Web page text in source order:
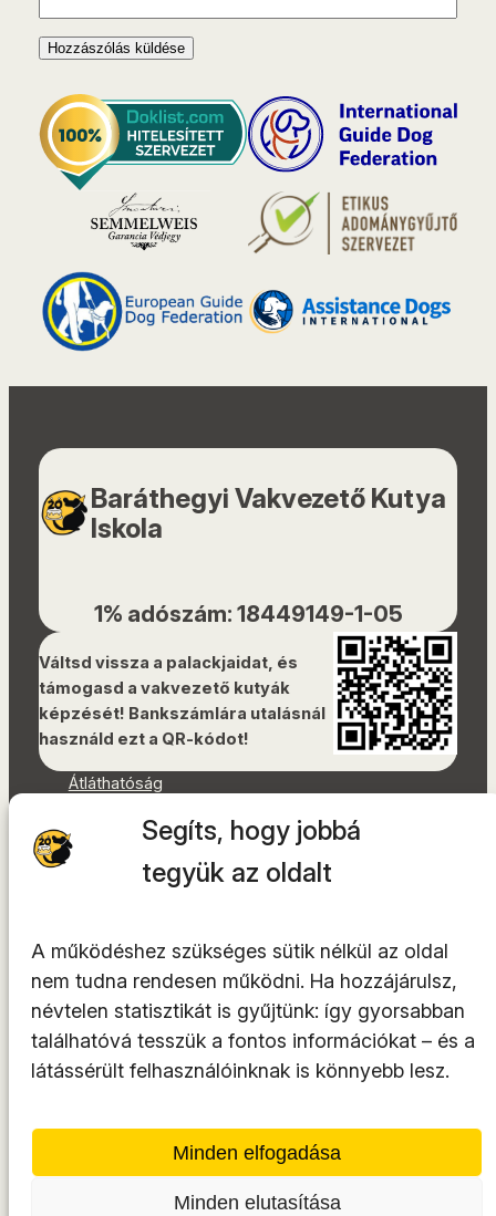
Segíts, hogy jobbá
tegyük az oldalt
A működéshez szükséges sütik nélkül az oldal
nem tudna rendesen működni. Ha hozzájárulsz,
névtelen statisztikát is gyűjtünk: így gyorsabban
találhatóvá tesszük a fontos információkat – és a
látássérült felhasználóinknak is könnyebb lesz.
Minden elfogadása
Minden elutasítása
Baráthegyi Vakvezető Kutya
Iskola
1% adószám: 18449149-1-05
Váltsd vissza a palackjaidat, és
támogasd a vakvezető kutyák
képzését! Bankszámlára utalásnál
használd ezt a QR-kódot!
Átláthatóság
Akadálymentességi nyilatkozat
Oldaltérkép
YouTube
LinkedIn
TikTok
A tárhelyszolgáltató azINTEGRITY Kft.
© 2014-2026. Minden jog fenntartva.